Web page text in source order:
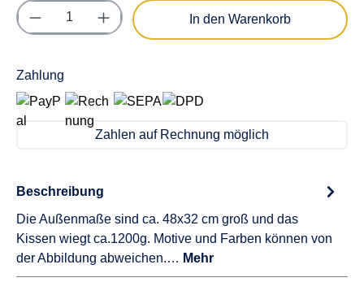
Produkt Anzahl: Gib den gewünschten
In den Warenkorb
Zahlung
Zahlen auf Rechnung möglich
Beschreibung
Die Außenmaße sind ca. 48x32 cm groß und das
Kissen wiegt ca.1200g. Motive und Farben können von
der Abbildung abweichen.… Mehr